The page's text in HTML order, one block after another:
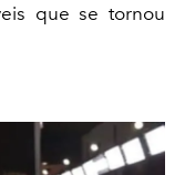
que se tornou